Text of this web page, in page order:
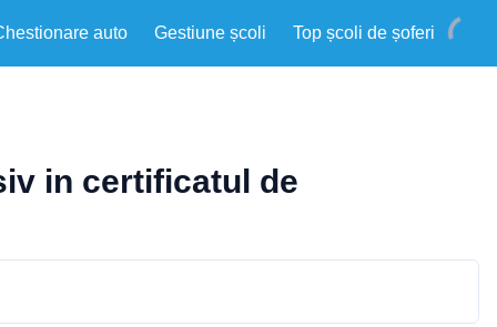
auto Gestiune școli Top școli de șoferi
in certificatul de